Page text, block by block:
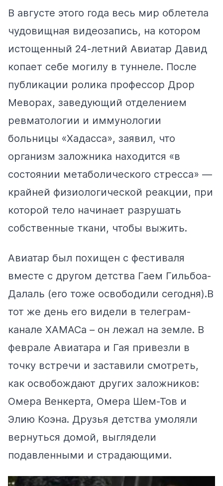
В августе этого года весь мир облетела
чудовищная видеозапись, на котором
истощенный 24-летний Авиатар Давид
копает себе могилу в туннеле. После
публикации ролика профессор Дрор
Меворах, заведующий отделением
ревматологии и иммунологии
больницы «Хадасса», заявил, что
организм заложника находится «в
состоянии метаболического стресса» —
крайней физиологической реакции, при
которой тело начинает разрушать
собственные ткани, чтобы выжить.
Авиатар был похищен с фестиваля
вместе с другом детства Гаем Гильбоа-
Далаль (его тоже освободили сегодня).В
тот же день его видели в телеграм-
канале ХАМАСа – он лежал на земле. В
феврале Авиатара и Гая привезли в
точку встречи и заставили смотреть,
как освобождают других заложников:
Омера Венкерта, Омера Шем-Тов и
Элию Коэна. Друзья детства умоляли
вернуться домой, выглядели
подавленными и страдающими.